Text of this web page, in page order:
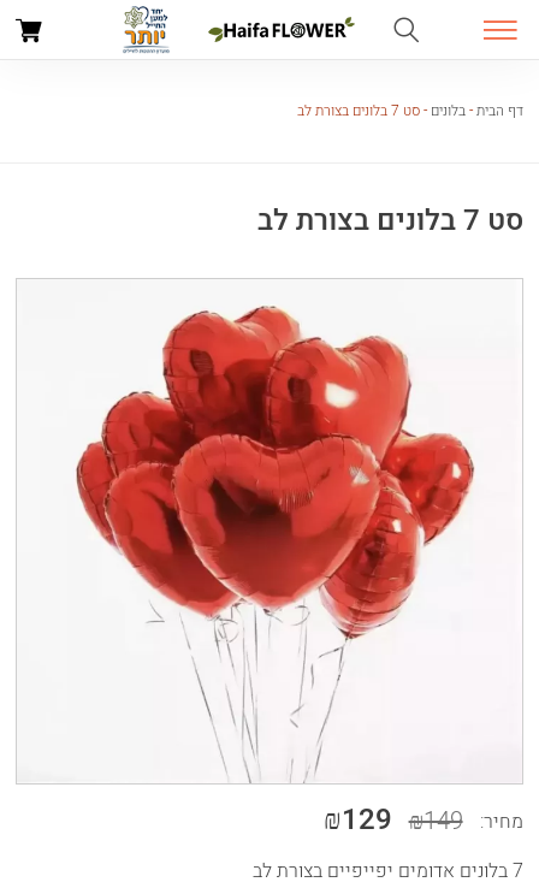
דף הבית-בלונים -סט 7 בלונים בצורת לב
סט 7 בלונים בצורת לב
מחיר: ₪149
₪129
7 בלונים אדומים יפייפיים בצורת לב